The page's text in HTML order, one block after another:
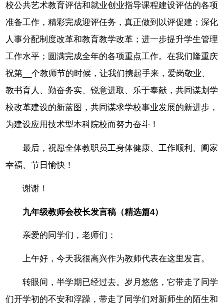
校公共艺术教育评估和就业创业指导课程建设评估的各项
准备工作，精彩完成迎评任务，真正做到以评促建；深化
人事分配制度改革和教育教学改革；进一步提升学生管理
工作水平；圆满完成全年的各项重点工作。在我们隆重庆
祝第__个教师节的时候，让我们携起手来，爱岗敬业、
教书育人、勤奋务实、锐意进取、乐于奉献，共同谋划学
校改革建设的新蓝图，共同谋求学校事业发展的新进步，
为建设应用技术型本科院校而努力奋斗！
最后，祝愿全体教职员工身体健康、工作顺利、阖家
幸福、节日愉快！
谢谢！
九年级教师会校长发言稿（精选篇4）
亲爱的同学们，老师们：
上午好，今天我很高兴作为教师代表在这里发言。
转眼间，半学期已经过去。岁月悠悠，它带走了同学
们开学初的不安和浮躁，带走了同学们对新师生的陌生和